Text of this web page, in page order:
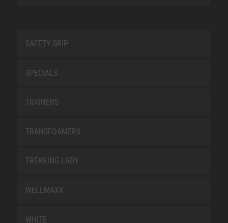
SAFETY-GRIP
SPECIALS
TRAINERS
TRANSFOAMERS
TREKKING LADY
WELLMAXX
WHITE